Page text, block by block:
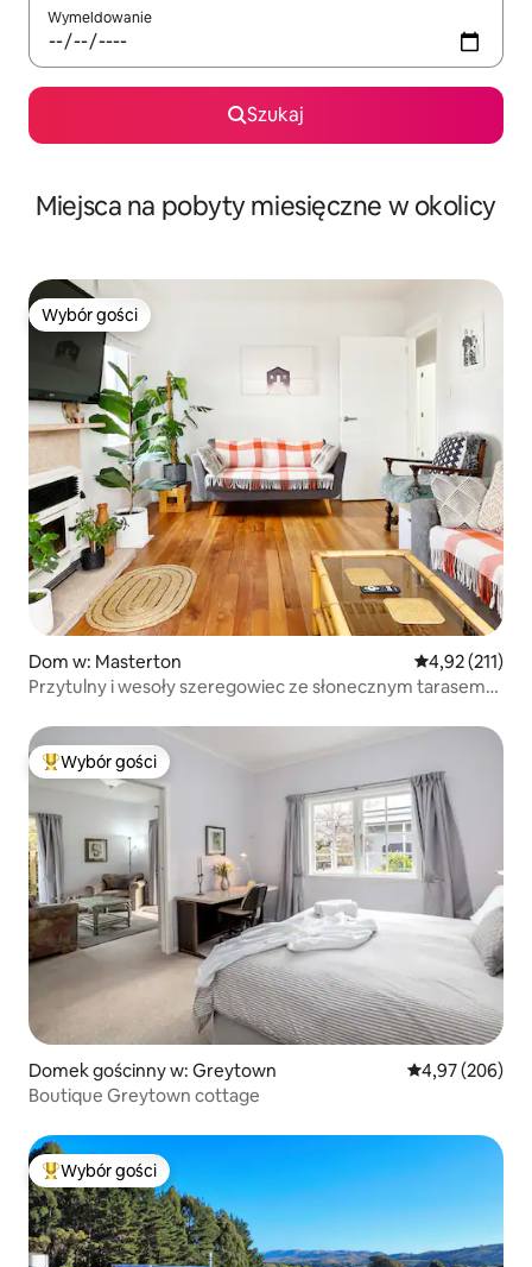
Wymeldowanie
Szukaj
Miejsca na pobyty miesięczne w okolicy
Wybór gości
Wybór gości
Dom w: Masterton Średnia
4,92 (211)
Przytulny i wesoły szeregowiec ze słonecznym tarasem
Najpopularniejsze z kategorii Wybór gości
Wybór gości
Domek gościnny w: Greytown Średnia
4,97 (206)
Boutique Greytown cottage
Najpopularniejsze z kategorii Wybór gości
Wybór gości